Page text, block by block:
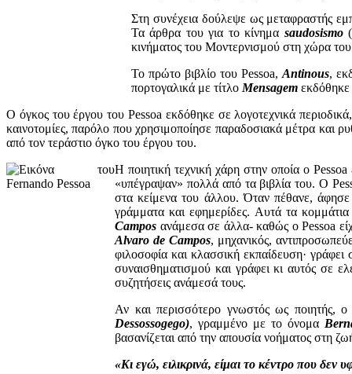
Στη συνέχεια δούλεψε ως μεταφραστής
Τα άρθρα του για το κίνημα saudosismo
κινήματος του Μοντερνισμού στη χώρα
Το πρώτο βιβλίο του Pessoa, Antinous,
πορτογαλικά με τίτλο Mensagem εκδόθηκε
Ο όγκος του έργου του Pessoa εκδόθηκε σε λογοτεχνικά
καινοτομίες, παρόλο που χρησιμοποίησε παραδοσιακά μέτρα και
από τον τεράστιο όγκο του έργου του.
Η ποιητική τεχνική χάρη στην οποία ο
«υπέγραψαν» πολλά από τα βιβλία του. Ο
στα κείμενα του άλλου. Όταν πέθανε,
γράμματα και εφημερίδες. Αυτά τα
Campos ανάμεσα σε άλλα- καθώς ο Pessoa
Alvaro de Campos, μηχανικός,
φιλοσοφία και κλασσική εκπαίδευση·
συναισθηματισμού και γράφει κι αυτός σε
συζητήσεις ανάμεσά τους.
Αν και περισσότερο γνωστός ως ποιητής,
Dessossogego), γραμμένο με το όνομα
βασανίζεται από την απουσία νοήματος στη
«Κι εγώ, ειλικρινά, είμαι το κέντρο που